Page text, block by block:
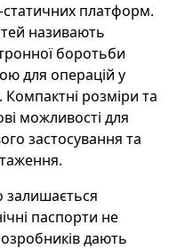
статичних платформ.
називають
боротьби
для операцій у
розміри та
можливості для
застосування та
залишається
паспорти не
дають